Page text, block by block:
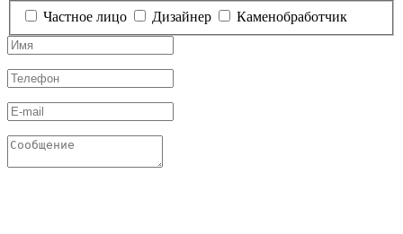
Частное лицо Дизайнер Каменобработчик